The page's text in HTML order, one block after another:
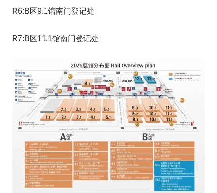
R6:B区9.1馆南门登记处
R7:B区11.1馆南门登记处